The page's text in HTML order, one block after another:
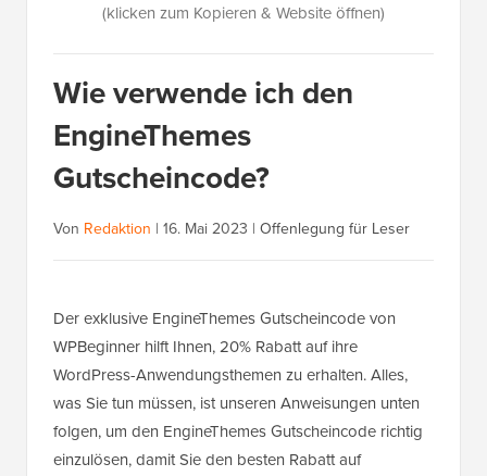
(klicken zum Kopieren & Website öffnen)
Wie verwende ich den
EngineThemes
Gutscheincode?
Von Redaktion | 16. Mai 2023 | Offenlegung für Leser
Der exklusive EngineThemes Gutscheincode von
WPBeginner hilft Ihnen, 20% Rabatt auf ihre
WordPress-Anwendungsthemen zu erhalten. Alles,
was Sie tun müssen, ist unseren Anweisungen unten
folgen, um den EngineThemes Gutscheincode richtig
einzulösen, damit Sie den besten Rabatt auf